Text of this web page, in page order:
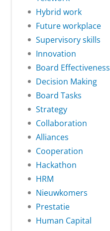
Hybrid work
Future workplace
Supervisory skills
Innovation
Board Effectiveness
Decision Making
Board Tasks
Strategy
Collaboration
Alliances
Cooperation
Hackathon
HRM
Nieuwkomers
Prestatie
Human Capital